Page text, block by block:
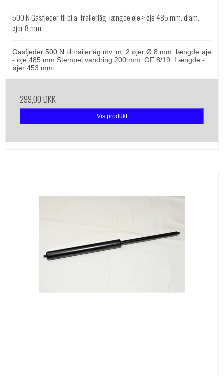
500 N Gasfjeder til bl.a. trailerlåg. længde øje > øje 485 mm. diam.
øjer 8 mm.
Gasfjeder 500 N til trailerlåg mv. m. 2 øjer Ø 8 mm. længde øje
- øje 485 mm Stempel vandring 200 mm. GF 8/19 Længde -
øjer 453 mm
299,00 DKK
Vis produkt